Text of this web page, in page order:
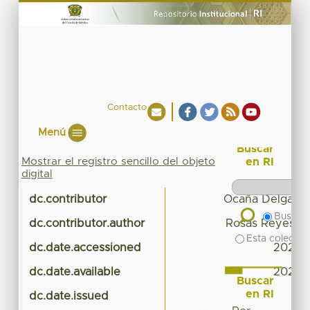
Contacto
Menú
Mostrar el registro sencillo del objeto
digital
dc.contributor Ocaña
dc.contributor.author Rosas Reyes,
dc.date.accessioned 2022-
dc.date.available 2022-
dc.date.issued
Buscar
en RI
Buscar
Esta
Buscar
en RI